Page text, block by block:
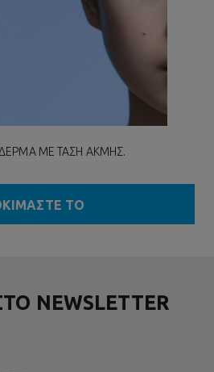
ΜΕ ΤΑΣΗ ΑΚΜΗΣ.
ΤΟ
NEWSLETTER